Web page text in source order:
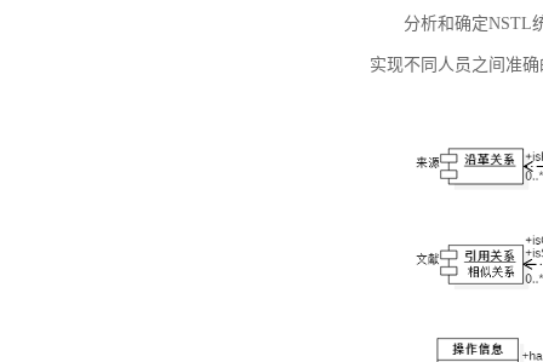
分析和确定NSTL
实现不同人员之间准